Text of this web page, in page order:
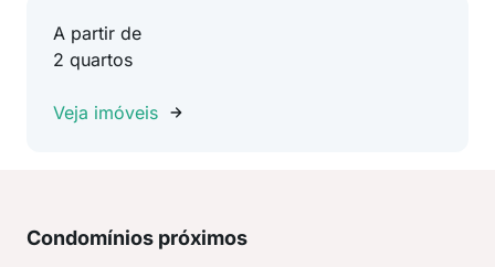
A partir de
2 quartos
Veja imóveis
Condomínios próximos